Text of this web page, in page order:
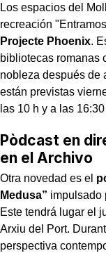
Los espacios del
recreación
Projecte Phoenix.
bibliotecas romanas
nobleza después de
están previstas
las 10 h y a las
Pòdcast en
en el Archivo
Otra novedad es el
Medusa” impulsado
Este tendrá lugar el
Arxiu del Port.
perspectiva